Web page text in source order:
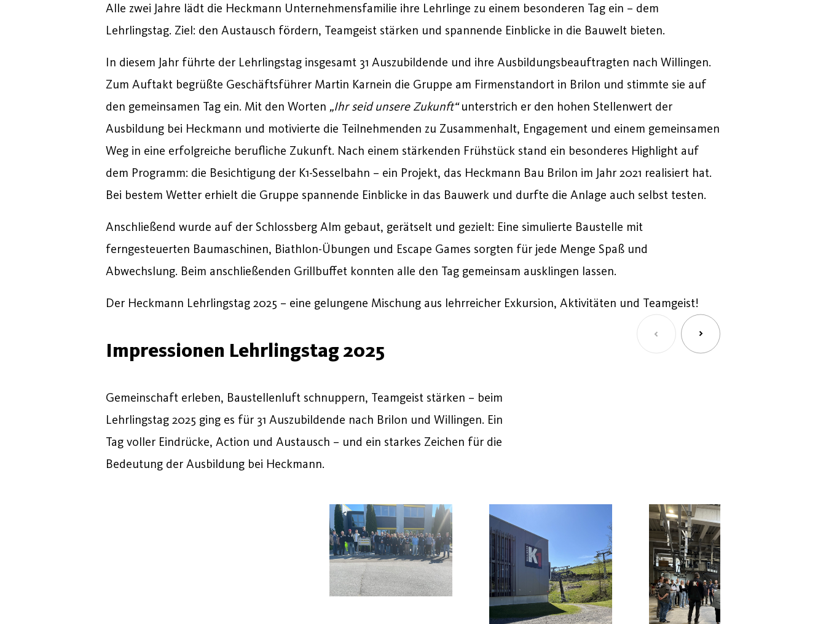
Alle zwei Jahre lädt die Heckmann Unternehmensfamilie ihre Lehrlinge zu einem besonderen Tag ein – dem
Lehrlingstag. Ziel: den Austausch fördern, Teamgeist stärken und spannende Einblicke in die Bauwelt bieten.
In diesem Jahr führte der Lehrlingstag insgesamt 31 Auszubildende und ihre Ausbildungsbeauftragten nach Willingen.
Zum Auftakt begrüßte Geschäftsführer Martin Karnein die Gruppe am Firmenstandort in Brilon und stimmte sie auf
den gemeinsamen Tag ein. Mit den Worten „Ihrseidunsere Zukunft“ unterstrich er den hohen Stellenwert der
Ausbildung bei Heckmann und motivierte die Teilnehmenden zu Zusammenhalt, Engagement und einem gemeinsamen
Weg in eine erfolgreiche berufliche Zukunft. Nach einem stärkenden Frühstück stand ein besonderes Highlight auf
dem Programm: die Besichtigung der K1-Sesselbahn – ein Projekt, das Heckmann Bau Brilon im Jahr 2021 realisiert hat.
Bei bestem Wetter erhielt die Gruppe spannende Einblicke in das Bauwerk und durfte die Anlage auch selbst testen.
Anschließend wurde auf der Schlossberg Alm gebaut, gerätselt und gezielt: Eine simulierte Baustelle mit
ferngesteuerten Baumaschinen, Biathlon-Übungen und Escape Games sorgten für jede Menge Spaß und
Abwechslung. Beim anschließenden Grillbuffet konnten alle den Tag gemeinsam ausklingen lassen.
Der Heckmann Lehrlingstag 2025 – eine gelungene Mischung aus lehrreicher Exkursion, Aktivitäten und Teamgeist!
Impressionen Lehrlingstag 2025
Gemeinschaft erleben, Baustellenluft schnuppern, Teamgeist stärken – beim
Lehrlingstag 2025 ging es für 31 Auszubildende nach Brilon und Willingen. Ein
Tag voller Eindrücke, Action und Austausch – und ein starkes Zeichen für die
Bedeutung der Ausbildung bei Heckmann.